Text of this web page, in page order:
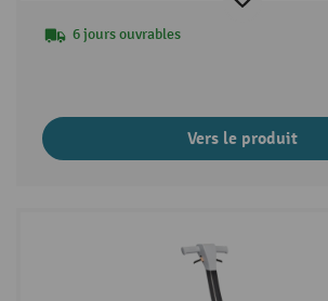
6 jours ouvrables
Vers le produit